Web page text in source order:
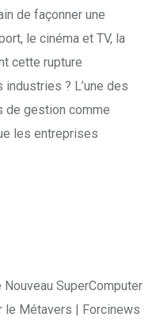
de façonner une
le cinéma et TV, la
cette rupture
? L’une des
de gestion comme
les entreprises